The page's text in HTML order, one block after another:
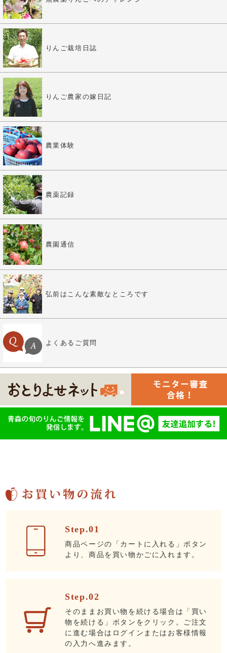
りんご栽培日誌
りんご農家の嫁日記
農業体験
農薬記録
農園通信
弘前はこんな素敵なところです
よくあるご質問
Step.01
商品ページの「カートに入れる」ボタン
より、商品を買い物かごに入れます。
Step.02
そのままお買い物を続ける場合は「買い
物を続ける」ボタンをクリック。ご注文
に進む場合はログインまたはお客様情報
の入力へ進みます。